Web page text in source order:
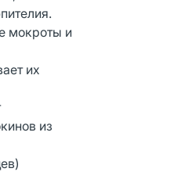
мокроты и
их
из